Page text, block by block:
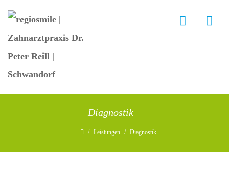
Diagnostik
/ Leistungen / Diagnostik